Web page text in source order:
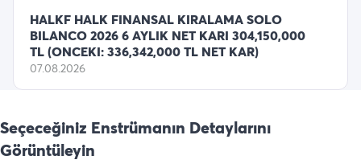
HALKF HALK FINANSAL KIRALAMA SOLO
BILANCO 2026 6 AYLIK NET KARI 304,150,000
TL (ONCEKI: 336,342,000 TL NET KAR)
07.08.2026
Seçeceğiniz Enstrümanın Detaylarını
Görüntüleyin